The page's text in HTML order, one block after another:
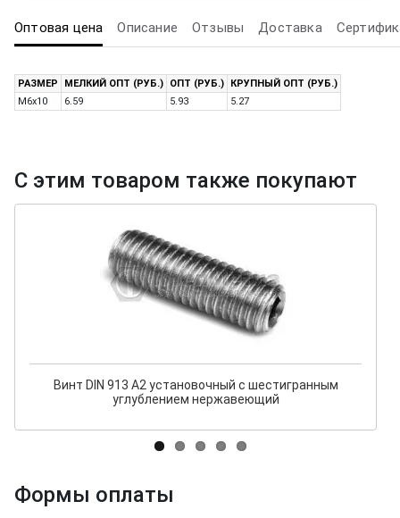
Оптовая цена Описание Отзывы Доставка
РАЗМЕР МЕЛКИЙ ОПТ (РУБ.) ОПТ (РУБ.)
КРУПНЫЙ ОПТ (РУБ.)
M6x10
6.59 5.93 5.27
С этим товаром также покупают
Винт DIN 913 А2 установочный с шестигранным
углублением нержавеющий
Формы оплаты